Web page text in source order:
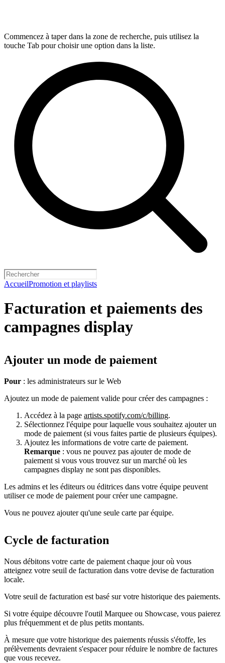
Commencez à taper dans la zone de recherche, puis utilisez la
touche Tab pour choisir une option dans la liste.
AccueilPromotion et playlists
Facturation et paiements des
campagnes display
Ajouter un mode de paiement
Pour : les administrateurs sur le Web
Ajoutez un mode de paiement valide pour créer des campagnes :
Accédez à la page artists.spotify.com/c/billing.
Sélectionnez l'équipe pour laquelle vous souhaitez ajouter un
mode de paiement (si vous faites partie de plusieurs équipes).
Ajoutez les informations de votre carte de paiement.
Remarque : vous ne pouvez pas ajouter de mode de
paiement si vous vous trouvez sur un marché où les
campagnes display ne sont pas disponibles.
Les admins et les éditeurs ou éditrices dans votre équipe peuvent
utiliser ce mode de paiement pour créer une campagne.
Vous ne pouvez ajouter qu'une seule carte par équipe.
Cycle de facturation
Nous débitons votre carte de paiement chaque jour où vous
atteignez votre seuil de facturation dans votre devise de facturation
locale.
Votre seuil de facturation est basé sur votre historique des paiements.
Si votre équipe découvre l'outil Marquee ou Showcase, vous paierez
plus fréquemment et de plus petits montants.
À mesure que votre historique des paiements réussis s'étoffe, les
prélèvements devraient s'espacer pour réduire le nombre de factures
que vous recevez.